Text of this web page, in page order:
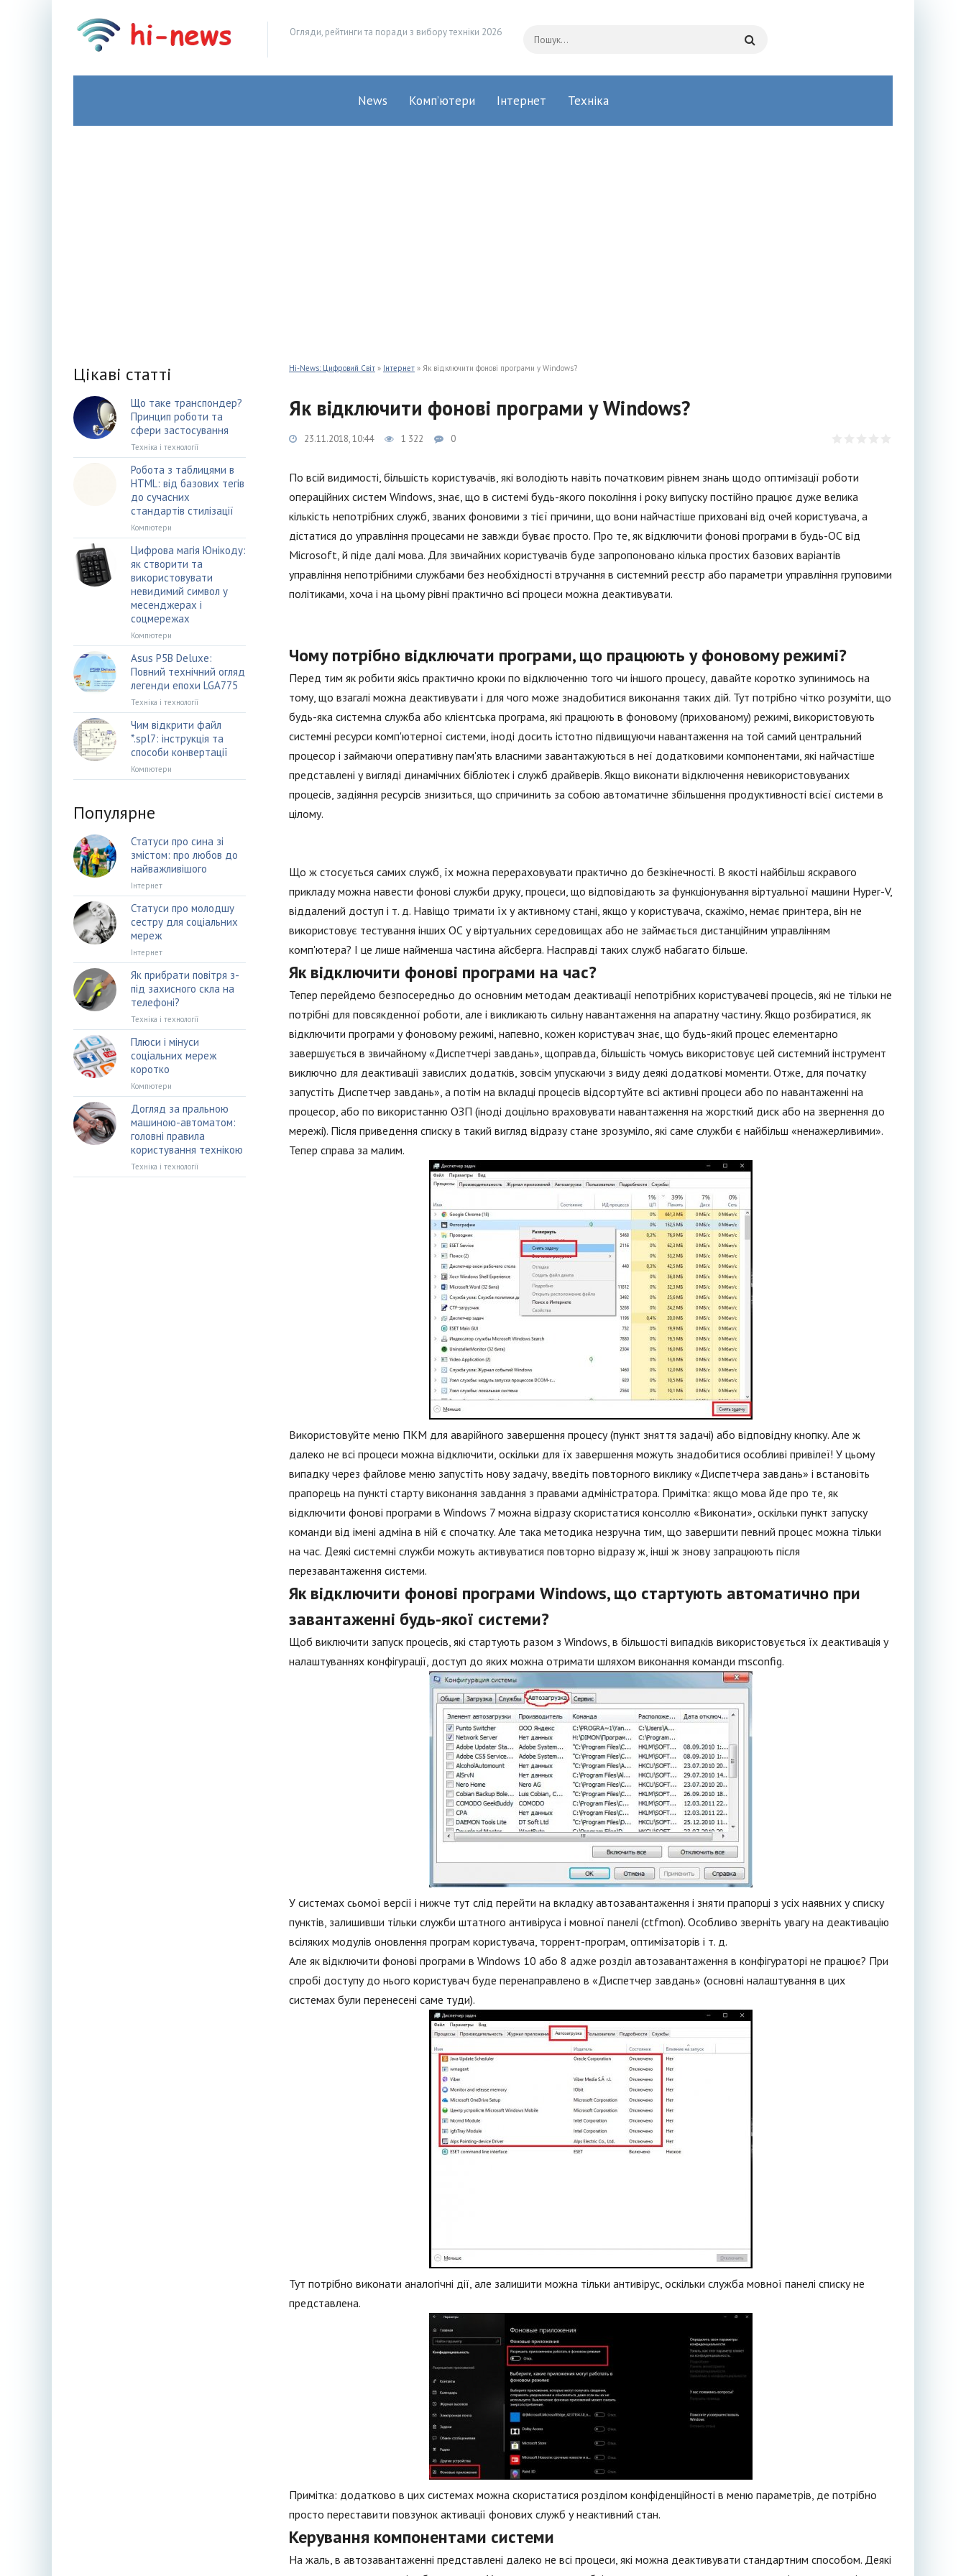
Огляди, рейтинги та поради з вибору техніки 2026
News Комп’ютери Інтернет Техніка
Hi-News: Цифровий Світ » Інтернет » Як відключити фонові програми у Windows?
Як відключити фонові програми у Windows?
23.11.2018, 10:44 1 322 0
По всій видимості, більшість користувачів, які володіють навіть початковим рівнем знань щодо оптимізації роботи
операційних систем Windows, знає, що в системі будь-якого покоління і року випуску постійно працює дуже велика
кількість непотрібних служб, званих фоновими з тієї причини, що вони найчастіше приховані від очей користувача, а
дістатися до управління процесами не завжди буває просто. Про те, як відключити фонові програми в будь-ОС від
Microsoft, й піде далі мова. Для звичайних користувачів буде запропоновано кілька простих базових варіантів
управління непотрібними службами без необхідності втручання в системний реєстр або параметри управління груповими
політиками, хоча і на цьому рівні практично всі процеси можна деактивувати.
Чому потрібно відключати програми, що працюють у фоновому режимі?
Перед тим як робити якісь практично кроки по відключенню того чи іншого процесу, давайте коротко зупинимось на
тому, що взагалі можна деактивувати і для чого може знадобитися виконання таких дій. Тут потрібно чітко розуміти, що
будь-яка системна служба або клієнтська програма, які працюють в фоновому (прихованому) режимі, використовують
системні ресурси комп'ютерної системи, іноді досить істотно підвищуючи навантаження на той самий центральний
процесор і займаючи оперативну пам'ять власними завантажуються в неї додатковими компонентами, які найчастіше
представлені у вигляді динамічних бібліотек і служб драйверів. Якщо виконати відключення невикористовуваних
процесів, задіяння ресурсів знизиться, що спричинить за собою автоматичне збільшення продуктивності всієї системи в
цілому.
Що ж стосується самих служб, їх можна перераховувати практично до безкінечності. В якості найбільш яскравого
прикладу можна навести фонові служби друку, процеси, що відповідають за функціонування віртуальної машини Hyper-V,
віддалений доступ і т. д. Навіщо тримати їх у активному стані, якщо у користувача, скажімо, немає принтера, він не
використовує тестування інших ОС у віртуальних середовищах або не займається дистанційним управлінням
комп'ютера? І це лише найменша частина айсберга. Насправді таких служб набагато більше.
Як відключити фонові програми на час?
Тепер перейдемо безпосередньо до основним методам деактивації непотрібних користувачеві процесів, які не тільки не
потрібні для повсякденної роботи, але і викликають сильну навантаження на апаратну частину. Якщо розбиратися, як
відключити програми у фоновому режимі, напевно, кожен користувач знає, що будь-який процес елементарно
завершується в звичайному «Диспетчері завдань», щоправда, більшість чомусь використовує цей системний інструмент
виключно для деактивації завислих додатків, зовсім упускаючи з виду деякі додаткові моменти. Отже, для початку
запустіть Диспетчер завдань», а потім на вкладці процесів відсортуйте всі активні процеси або по навантаженні на
процесор, або по використанню ОЗП (іноді доцільно враховувати навантаження на жорсткий диск або на звернення до
мережі). Після приведення списку в такий вигляд відразу стане зрозуміло, які саме служби є найбільш «ненажерливими».
Тепер справа за малим.
Використовуйте меню ПКМ для аварійного завершення процесу (пункт зняття задачі) або відповідну кнопку. Але ж
далеко не всі процеси можна відключити, оскільки для їх завершення можуть знадобитися особливі привілеї! У цьому
випадку через файлове меню запустіть нову задачу, введіть повторного виклику «Диспетчера завдань» і встановіть
прапорець на пункті старту виконання завдання з правами адміністратора. Примітка: якщо мова йде про те, як
відключити фонові програми в Windows 7 можна відразу скористатися консоллю «Виконати», оскільки пункт запуску
команди від імені адміна в ній є спочатку. Але така методика незручна тим, що завершити певний процес можна тільки
на час. Деякі системні служби можуть активуватися повторно відразу ж, інші ж знову запрацюють після
перезавантаження системи.
Як відключити фонові програми Windows, що стартують автоматично при
завантаженні будь-якої системи?
Щоб виключити запуск процесів, які стартують разом з Windows, в більшості випадків використовується їх деактивація у
налаштуваннях конфігурації, доступ до яких можна отримати шляхом виконання команди msconfig.
У системах сьомої версії і нижче тут слід перейти на вкладку автозавантаження і зняти прапорці з усіх наявних у списку
пунктів, залишивши тільки служби штатного антивіруса і мовної панелі (ctfmon). Особливо зверніть увагу на деактивацію
всіляких модулів оновлення програм користувача, торрент-програм, оптимізаторів і т. д.
Але як відключити фонові програми в Windows 10 або 8 адже розділ автозавантаження в конфігураторі не працює? При
спробі доступу до нього користувач буде перенаправлено в «Диспетчер завдань» (основні налаштування в цих
системах були перенесені саме туди).
Тут потрібно виконати аналогічні дії, але залишити можна тільки антивірус, оскільки служба мовної панелі списку не
представлена.
Примітка: додатково в цих системах можна скористатися розділом конфіденційності в меню параметрів, де потрібно
просто переставити повзунок активації фонових служб у неактивний стан.
Керування компонентами системи
На жаль, в автозавантаженні представлені далеко не всі процеси, які можна деактивувати стандартним способом. Деякі
Цікаві статті
Що таке транспондер?
Принцип роботи та
сфери застосування
Техніка і технології
Робота з таблицями в
HTML: від базових тегів
до сучасних
стандартів стилізації
Компютери
Цифрова магія Юнікоду:
як створити та
використовувати
невидимий символ у
месенджерах і
соцмережах
Компютери
Asus P5B Deluxe:
Повний технічний огляд
легенди епохи LGA775
Техніка і технології
Чим відкрити файл
*.spl7: інструкція та
способи конвертації
Компютери
Популярне
Статуси про сина зі
змістом: про любов до
найважливішого
Інтернет
Статуси про молодшу
сестру для соціальних
мереж
Інтернет
Як прибрати повітря з-
під захисного скла на
телефоні?
Техніка і технології
Плюси і мінуси
соціальних мереж
коротко
Компютери
Догляд за пральною
машиною-автоматом:
головні правила
користування технікою
Техніка і технології